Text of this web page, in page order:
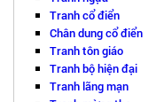
Tranh cổ điển
Chân dung cổ điển
Tranh tôn giáo
Tranh bộ hiện đại
Tranh lãng mạn